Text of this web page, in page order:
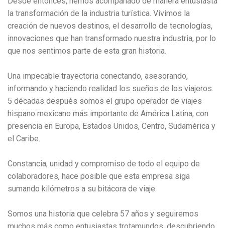
la transformación de la industria turística. Vivimos la
creación de nuevos destinos, el desarrollo de tecnologías,
innovaciones que han transformado nuestra industria, por lo
que nos sentimos parte de esta gran historia.
Una impecable trayectoria conectando, asesorando,
informando y haciendo realidad los sueños de los viajeros.
5 décadas después somos el grupo operador de viajes
hispano mexicano más importante de América Latina, con
presencia en Europa, Estados Unidos, Centro, Sudamérica y
el Caribe.
Constancia, unidad y compromiso de todo el equipo de
colaboradores, hace posible que esta empresa siga
sumando kilómetros a su bitácora de viaje.
Somos una historia que celebra 57 años y seguiremos
muchos más como entusiastas trotamundos, descubriendo